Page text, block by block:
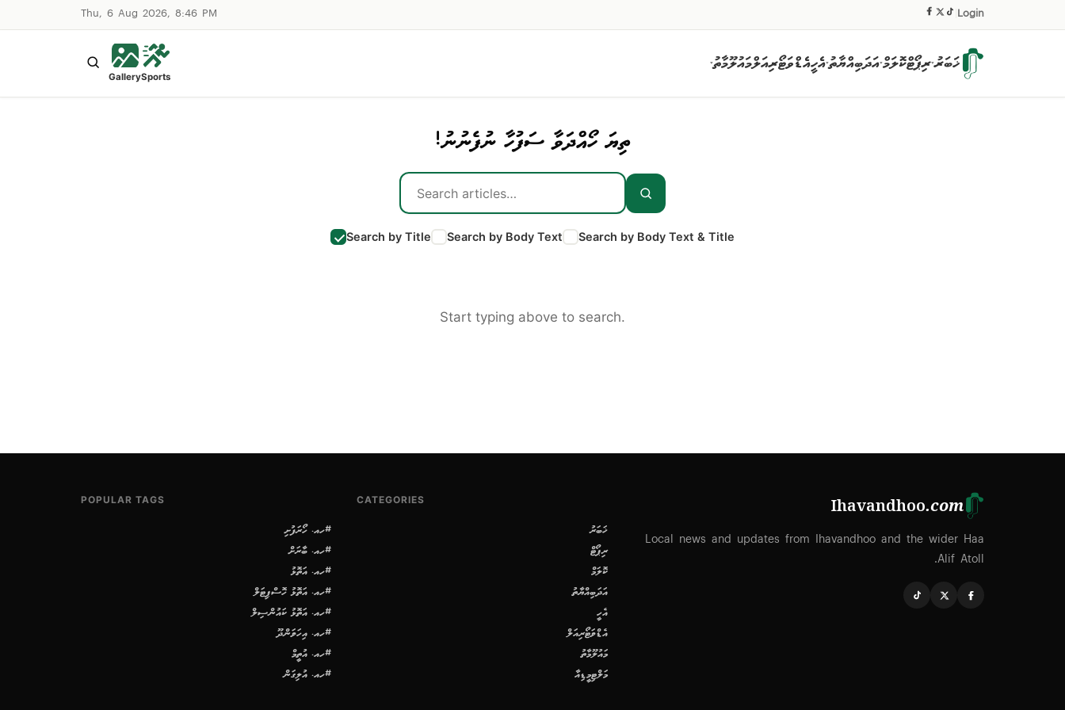
Thu, 6 Aug 2026, 8:46 PM Login
ޚަބަރު▾ރިޕޯޓްކޮލަމް▾އަދަބިއްޔާތު▾އެހީއެޑްވަޓޯރިއަލްމައުލޫމާތު▾
Sports
Gallery
ތިޔަ ހޯއްދަވާ ސަފުހާ ނުފެނުނު!
Search by Title Search by Body Text Search by Body Text & Title
Start typing above to search.
Ihavandhoo.com
Local news and updates from Ihavandhoo and the wider Haa
Alif Atoll.
CATEGORIES
ޚަބަރު
ރިޕޯޓް
ކޮލަމް
އަދަބިއްޔާތު
އެހީ
އެޑްވަޓޯރިއަލް
މައުލޫމާތު
މަލްޓިމީޑިއާ
POPULAR TAGS
#ހއ. ހޯރަފުށި
#ހއ. ބާރަށް
#ހއ. އަތޮޅު
#ހއ. އަތޮޅު ހޮސްޕިޓަލް
#ހއ. އަތޮޅު ކައުންސިލް
#ހއ. އިހަވަންދޫ
#ހއ. އުތީމް
#ހއ. އުލިގަން